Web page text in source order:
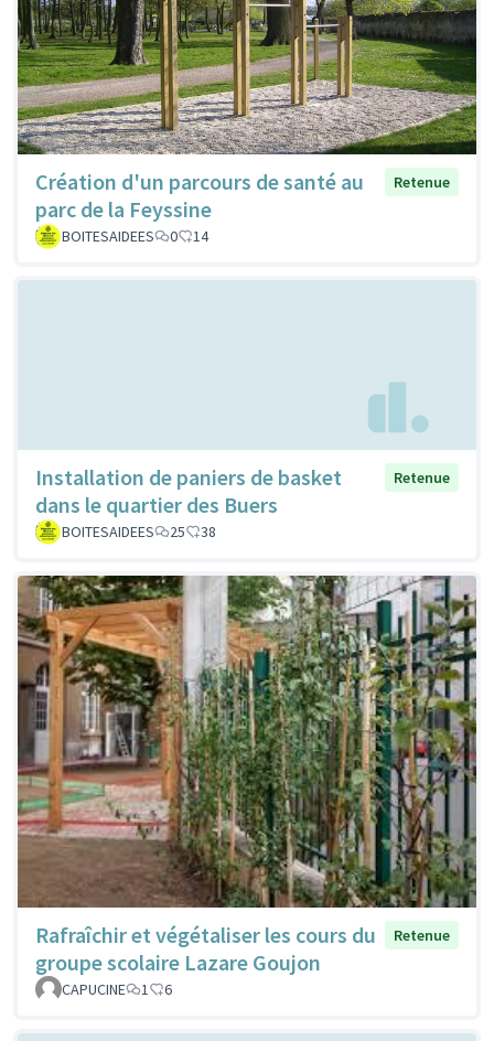
Création d'un parcours de santé au
parc de la Feyssine
Retenue
BOITESAIDEES 0 14
Installation de paniers de basket
dans le quartier des Buers
Retenue
BOITESAIDEES 25 38
Rafraîchir et végétaliser les cours du
groupe scolaire Lazare Goujon
Retenue
CAPUCINE 1 6